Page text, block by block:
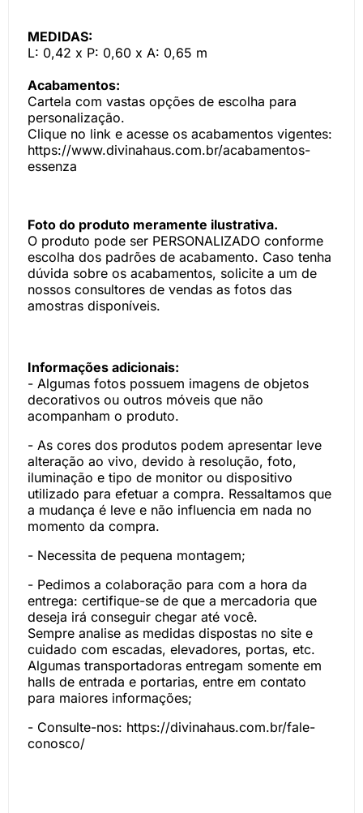
MEDIDAS:
L: 0,42 x P: 0,60 x A: 0,65 m
Acabamentos:
Cartela com vastas opções de escolha para
personalização.
Clique no link e acesse os acabamentos vigentes:
https://www.divinahaus.com.br/acabamentos-
essenza
Foto do produto meramente ilustrativa.
O produto pode ser PERSONALIZADO conforme
escolha dos padrões de acabamento. Caso tenha
dúvida sobre os acabamentos, solicite a um de
nossos consultores de vendas as fotos das
amostras disponíveis.
Informações adicionais:
- Algumas fotos possuem imagens de objetos
decorativos ou outros móveis que não
acompanham o produto.
- As cores dos produtos podem apresentar leve
alteração ao vivo, devido à resolução, foto,
iluminação e tipo de monitor ou dispositivo
utilizado para efetuar a compra. Ressaltamos que
a mudança é leve e não influencia em nada no
momento da compra.
- Necessita de pequena montagem;
- Pedimos a colaboração para com a hora da
entrega: certifique-se de que a mercadoria que
deseja irá conseguir chegar até você.
Sempre analise as medidas dispostas no site e
cuidado com escadas, elevadores, portas, etc.
Algumas transportadoras entregam somente em
halls de entrada e portarias, entre em contato
para maiores informações;
- Consulte-nos: https://divinahaus.com.br/fale-
conosco/